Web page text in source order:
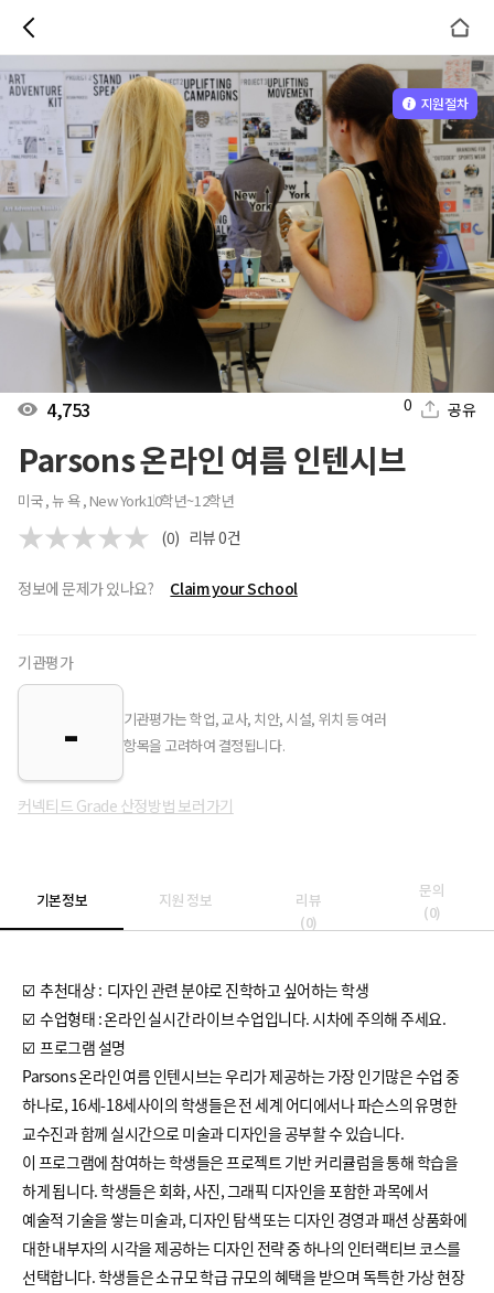
4,753 0 공유
Parsons 온라인 여름 인텐시브
미국 , 뉴 욕 , New York10학년~12학년
(0) 리뷰0건
정보에 문제가 있나요? Claim your School
기관평가
-
기관평가는 학업, 교사, 치안, 시설, 위치 등 여러
항목을 고려하여 결정됩니다.
커넥티드 Grade 산정방법 보러가기
지원절차
기본정보 지원 정보
리뷰
(0)
문의
(0)
☑️ 추천대상 : 디자인 관련 분야로 진학하고 싶어하는 학생
☑️ 수업형태 : 온라인 실시간 라이브 수업입니다. 시차에 주의해 주세요.
☑️ 프로그램 설명
Parsons 온라인 여름 인텐시브는 우리가 제공하는 가장 인기많은 수업 중
하나로, 16세-18세사이의 학생들은 전 세계 어디에서나 파슨스의 유명한
교수진과 함께 실시간으로 미술과 디자인을 공부할 수 있습니다.
이 프로그램에 참여하는 학생들은 프로젝트 기반 커리큘럼을 통해 학습을
하게 됩니다. 학생들은 회화, 사진, 그래픽 디자인을 포함한 과목에서
예술적 기술을 쌓는 미술과, 디자인 탐색 또는 디자인 경영과 패션 상품화에
대한 내부자의 시각을 제공하는 디자인 전략 중 하나의 인터랙티브 코스를
선택합니다. 학생들은 소규모 학급 규모의 혜택을 받으며 독특한 가상 현장